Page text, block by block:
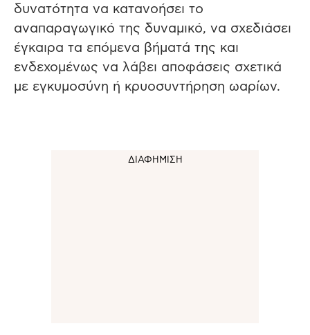
δυνατότητα να κατανοήσει το
αναπαραγωγικό της δυναμικό, να σχεδιάσει
έγκαιρα τα επόμενα βήματά της και
ενδεχομένως να λάβει αποφάσεις σχετικά
με εγκυμοσύνη ή κρυοσυντήρηση ωαρίων.